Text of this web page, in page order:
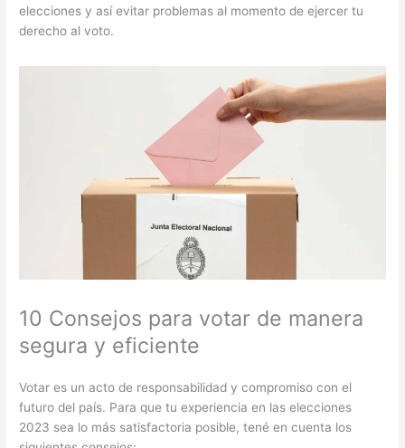
elecciones y así evitar problemas al momento de ejercer tu
derecho al voto.
10 Consejos para votar de manera
segura y eficiente
Votar es un acto de responsabilidad y compromiso con el
futuro del país. Para que tu experiencia en las elecciones
2023 sea lo más satisfactoria posible, tené en cuenta los